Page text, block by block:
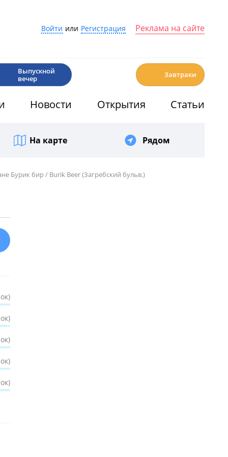
Войти или Регистрация Реклама на сайте
Выпускной
вечер
Завтраки
Новости Открытия Статьи
На карте Рядом
Бурик бир / Burik Beer (Загребский бульв.)